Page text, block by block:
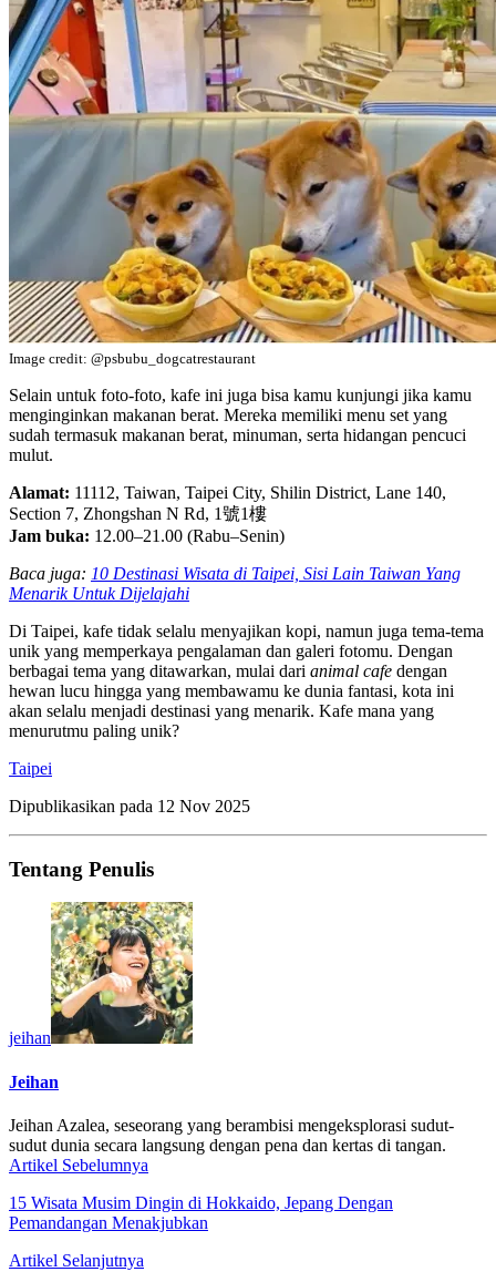
Image credit: @psbubu_dogcatrestaurant
Selain untuk foto-foto, kafe ini juga bisa kamu kunjungi jika kamu
menginginkan makanan berat. Mereka memiliki menu set yang
sudah termasuk makanan berat, minuman, serta hidangan pencuci
mulut.
Alamat: 11112, Taiwan, Taipei City, Shilin District, Lane 140,
Section 7, Zhongshan N Rd, 1號1樓
Jam buka: 12.00–21.00 (Rabu–Senin)
Baca juga: 10 Destinasi Wisata di Taipei, Sisi Lain Taiwan Yang
Menarik Untuk Dijelajahi
Di Taipei, kafe tidak selalu menyajikan kopi, namun juga tema-tema
unik yang memperkaya pengalaman dan galeri fotomu. Dengan
berbagai tema yang ditawarkan, mulai dari animal cafe dengan
hewan lucu hingga yang membawamu ke dunia fantasi, kota ini
akan selalu menjadi destinasi yang menarik. Kafe mana yang
menurutmu paling unik?
Taipei
Dipublikasikan pada 12 Nov 2025
Tentang Penulis
jeihan
Jeihan
Jeihan Azalea, seseorang yang berambisi mengeksplorasi sudut-
sudut dunia secara langsung dengan pena dan kertas di tangan.
Artikel Sebelumnya
15 Wisata Musim Dingin di Hokkaido, Jepang Dengan
Pemandangan Menakjubkan
Artikel Selanjutnya